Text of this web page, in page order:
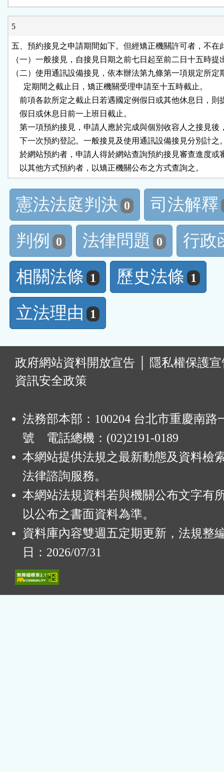
5
五、預約接見之申請期間如下。但經矯正機關許可者，不在
（一）一般接見，自接見日期之前七日起至前二日十五時提
（二）使用通訊設備接見，依本辦法第九條第一項規定所定
      定期間之截止日，矯正機關受理申請至十五時截止。
前項各款所定之截止日若遇國定例假日或其他休息日，則
    假日或休息日前一上班日截止。
第一項預約接見，申請人應於完成與個別收容人之接見後
下一次預約登記。一般接見及使用通訊設備接見分別計之
於網站預約者，申請人得於網站查詢預約接見審查進度或
    以其他方式預約者，以矯正機關公布之方式查詢之。
憲法法庭判決 0
司法解釋
判例
0 法律問題 0
行政
相關法條
1 歷史法條 1
立法理由 1
政府網站資料開放宣告
隱私權保護
資訊安全政策
法務部本部：100204 台北市重慶南路
號 電話總機：(02)2191-0189
本網站提供法規之最新動態及資料檢
法律諮詢服務。
本網站法規資料若與機關公布文字有
以公布之書面資料為準。
資料庫內容雙週五定期更新，法規整
日：2026/07/31